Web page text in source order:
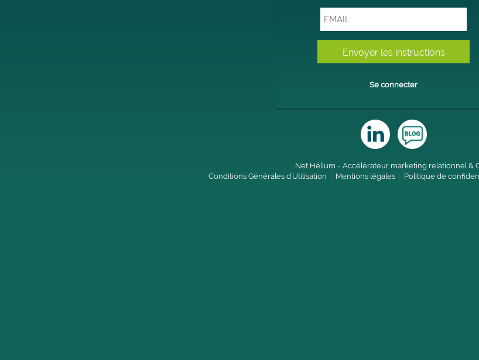
Se connecter
Net Hélium - Accélérateur marketing relationnel &
Conditions Générales d'Utilisation
Mentions légales Politique de